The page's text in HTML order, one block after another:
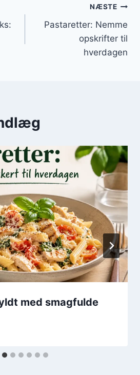
NÆSTE
Pastaretter: Nemme
opskrifter til
hverdagen
med smagfulde